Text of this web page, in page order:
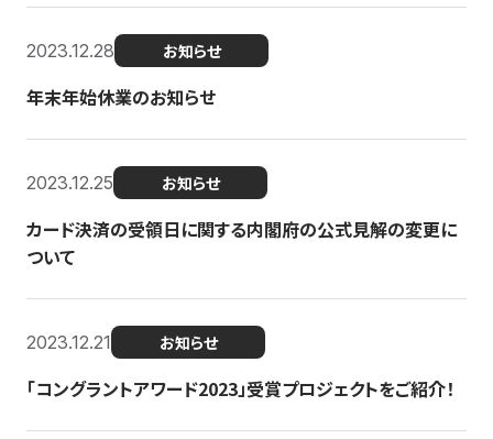
2023.12.28 お知らせ
年末年始休業のお知らせ
2023.12.25 お知らせ
カード決済の受領日に関する内閣府の公式見解の変更に
ついて
2023.12.21 お知らせ
「コングラントアワード2023」受賞プロジェクトをご紹介！